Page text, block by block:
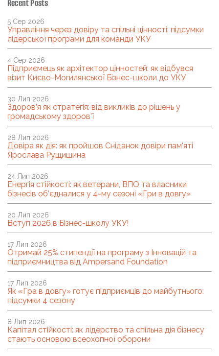
Recent Posts
Управління через довіру та спільні цінності: підсумки
лідерської програми для команди УКУ
5 Сер 2026
Підприємець як архітектор цінностей: як відбувся
візит Києво-Могилянської Бізнес-школи до УКУ
4 Сер 2026
Здоров’я як стратегія: від викликів до рішень у
громадському здоров’ї
30 Лип 2026
Довіра як дія: як пройшов Сніданок довіри пам’яті
Ярослава Рущишина
28 Лип 2026
Енергія стійкості: як ветерани, ВПО та власники
бізнесів об’єдналися у 4-му сезоні «Гри в довгу»
24 Лип 2026
Вступ 2026 в Бізнес-школу УКУ!
20 Лип 2026
Отримай 25% стипендії на програму з Інновацій та
підприємництва від Ampersand Foundation
17 Лип 2026
Як «Гра в довгу» готує підприємців до майбутнього:
підсумки 4 сезону
17 Лип 2026
Капітал стійкості: як лідерство та спільна дія бізнесу
стають основою всеохопної оборони
8 Лип 2026